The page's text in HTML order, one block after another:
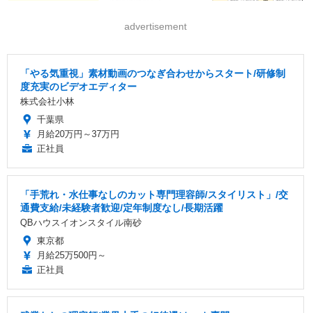
advertisement
「やる気重視」素材動画のつなぎ合わせからスタート/研修制
度充実のビデオエディター
株式会社小林
千葉県
月給20万円～37万円
正社員
「手荒れ・水仕事なしのカット専門理容師/スタイリスト」/交
通費支給/未経験者歓迎/定年制度なし/長期活躍
QBハウスイオンスタイル南砂
東京都
月給25万500円～
正社員